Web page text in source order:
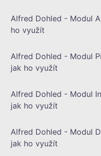
Alfred Dohled - Modul
ho využít
Alfred Dohled - Modul
jak ho využít
Alfred Dohled - Modul
jak ho využít
Alfred Dohled - Modul
jak ho využít